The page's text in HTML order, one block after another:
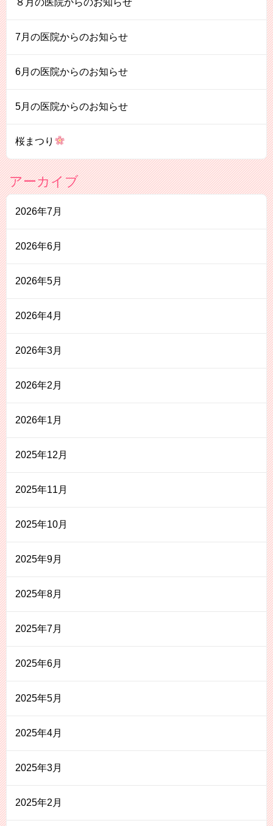
7月の医院からのお知らせ
6月の医院からのお知らせ
5月の医院からのお知らせ
桜まつり
アーカイブ
2026年7月
2026年6月
2026年5月
2026年4月
2026年3月
2026年2月
2026年1月
2025年12月
2025年11月
2025年10月
2025年9月
2025年8月
2025年7月
2025年6月
2025年5月
2025年4月
2025年3月
2025年2月